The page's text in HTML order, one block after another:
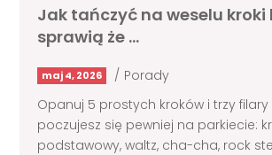
Jak tańczyć na weselu kroki
sprawią że …
maj 4, 2026 / Porady
Opanuj 5 prostych kroków i trzy filary
poczujesz się pewniej na parkiecie:
podstawowy, waltz, cha-cha, rock